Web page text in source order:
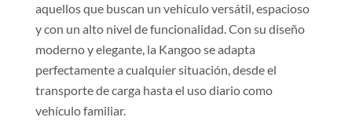
aquellos que buscan un vehículo versátil, espacioso
y con un alto nivel de funcionalidad. Con su diseño
moderno y elegante, la Kangoo se adapta
perfectamente a cualquier situación, desde el
transporte de carga hasta el uso diario como
vehículo familiar.